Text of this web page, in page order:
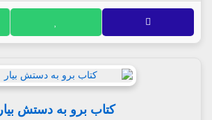
کتاب برو به دستش بیار